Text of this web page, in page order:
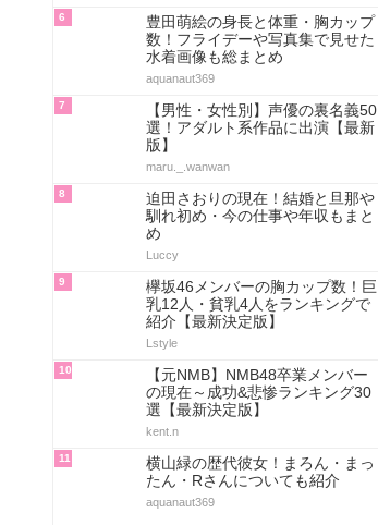
6
豊田萌絵の身長と体重・胸カップ
数！フライデーや写真集で見せた
水着画像も総まとめ
aquanaut369
7
【男性・女性別】声優の裏名義50
選！アダルト系作品に出演【最新
版】
maru._.wanwan
8
迫田さおりの現在！結婚と旦那や
馴れ初め・今の仕事や年収もまと
め
Luccy
9
欅坂46メンバーの胸カップ数！巨
乳12人・貧乳4人をランキングで
紹介【最新決定版】
Lstyle
10
【元NMB】NMB48卒業メンバー
の現在～成功&悲惨ランキング30
選【最新決定版】
kent.n
11
横山緑の歴代彼女！まろん・まっ
たん・Rさんについても紹介
aquanaut369